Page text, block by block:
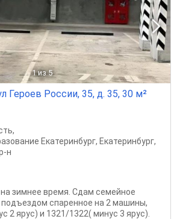
1 из 5
Героев России, 35, д. 35, 30 м²
,
Екатеринбург, Екатеринбург,
н
зимнее время. Сдам семейное
спаренное на 2 машины,
2 ярус) и 1321/1322( минус 3 ярус).